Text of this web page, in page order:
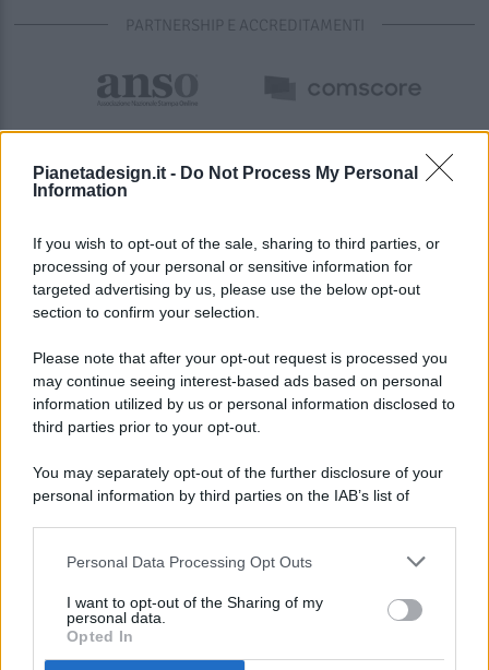
Pianetadesign.it - Do Not Process My Personal
Information
If you wish to opt-out of the sale, sharing to third parties, or
processing of your personal or sensitive information for
targeted advertising by us, please use the below opt-out
section to confirm your selection.
Please note that after your opt-out request is processed you
may continue seeing interest-based ads based on personal
information utilized by us or personal information disclosed to
third parties prior to your opt-out.
You may separately opt-out of the further disclosure of your
personal information by third parties on the IAB’s list of
This information may also be disclosed by us to third parties
disclose it to other third parties.
Personal Data Processing Opt Outs
I want to opt-out of the Sharing of my
personal data.
Opted In
PARTNERSHIP E ACCREDITAMENTI
© 2026 - Pianeta Design - P.IVA 04827280654 - Testata
Registrata Al Tribunale Di Nocera Inferiore N. 8/2020 - RG N.
ISCRIZIONE AL ROC N. 35792 – ISCRITTA ALL’ANSO
(ASSOCIAZIONE NAZIONALE STAMPA ONLINE)
PREFERENZE PRIVACY